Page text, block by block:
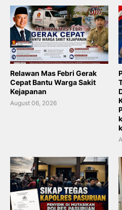
Relawan Mas Febri Gerak
Cepat Bantu Warga Sakit
Kejapanan
August 06, 2026